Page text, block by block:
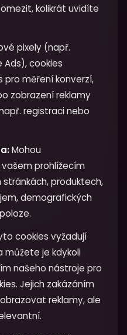
kolikrát uvidíte
pixely (např.
Ads), cookies
pro měření konverzí,
zobrazení reklamy
registraci nebo
Mohou
prohlížecím
produktech,
demografických
cookies vyžadují
můžete je kdykoli
našeho nástroje pro
Jejich zakázáním
reklamy, ale